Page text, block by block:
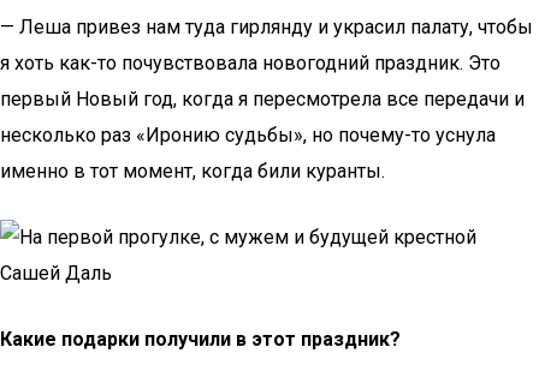
— Леша привез нам туда гирлянду и украсил палату, чтобы
я хоть как-то почувствовала новогодний праздник. Это
первый Новый год, когда я пересмотрела все передачи и
несколько раз «Иронию судьбы», но почему-то уснула
именно в тот момент, когда били куранты.
Какие подарки получили в этот праздник?